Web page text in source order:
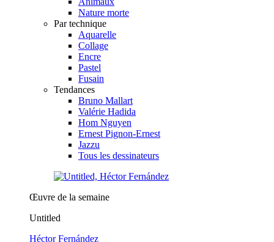
Nature morte
Par technique
Aquarelle
Collage
Encre
Pastel
Fusain
Tendances
Bruno Mallart
Valérie Hadida
Hom Nguyen
Ernest Pignon-Ernest
Jazzu
Tous les dessinateurs
Œuvre de la semaine
Untitled
Héctor Fernández